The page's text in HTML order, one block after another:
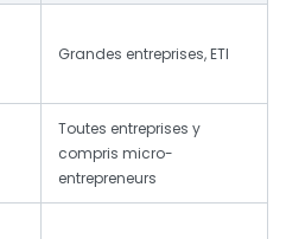
Grandes entreprises, ETI
Toutes entreprises y
compris micro-
entrepreneurs